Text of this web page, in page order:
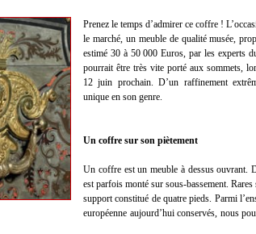
Prenez le temps d’admirer ce coffre !
le marché, un meuble de qualité musée,
estimé 30 à 50 000 Euros, par les experts
pourrait être très vite porté aux sommets,
12 juin prochain. D’un raffinement
unique en son genre.
Un coffre sur son piètement
Un coffre est un meuble à dessus ouvrant.
est parfois monté sur sous-bassement.
support constitué de quatre pieds. Parmi
européenne aujourd’hui conservés, nous